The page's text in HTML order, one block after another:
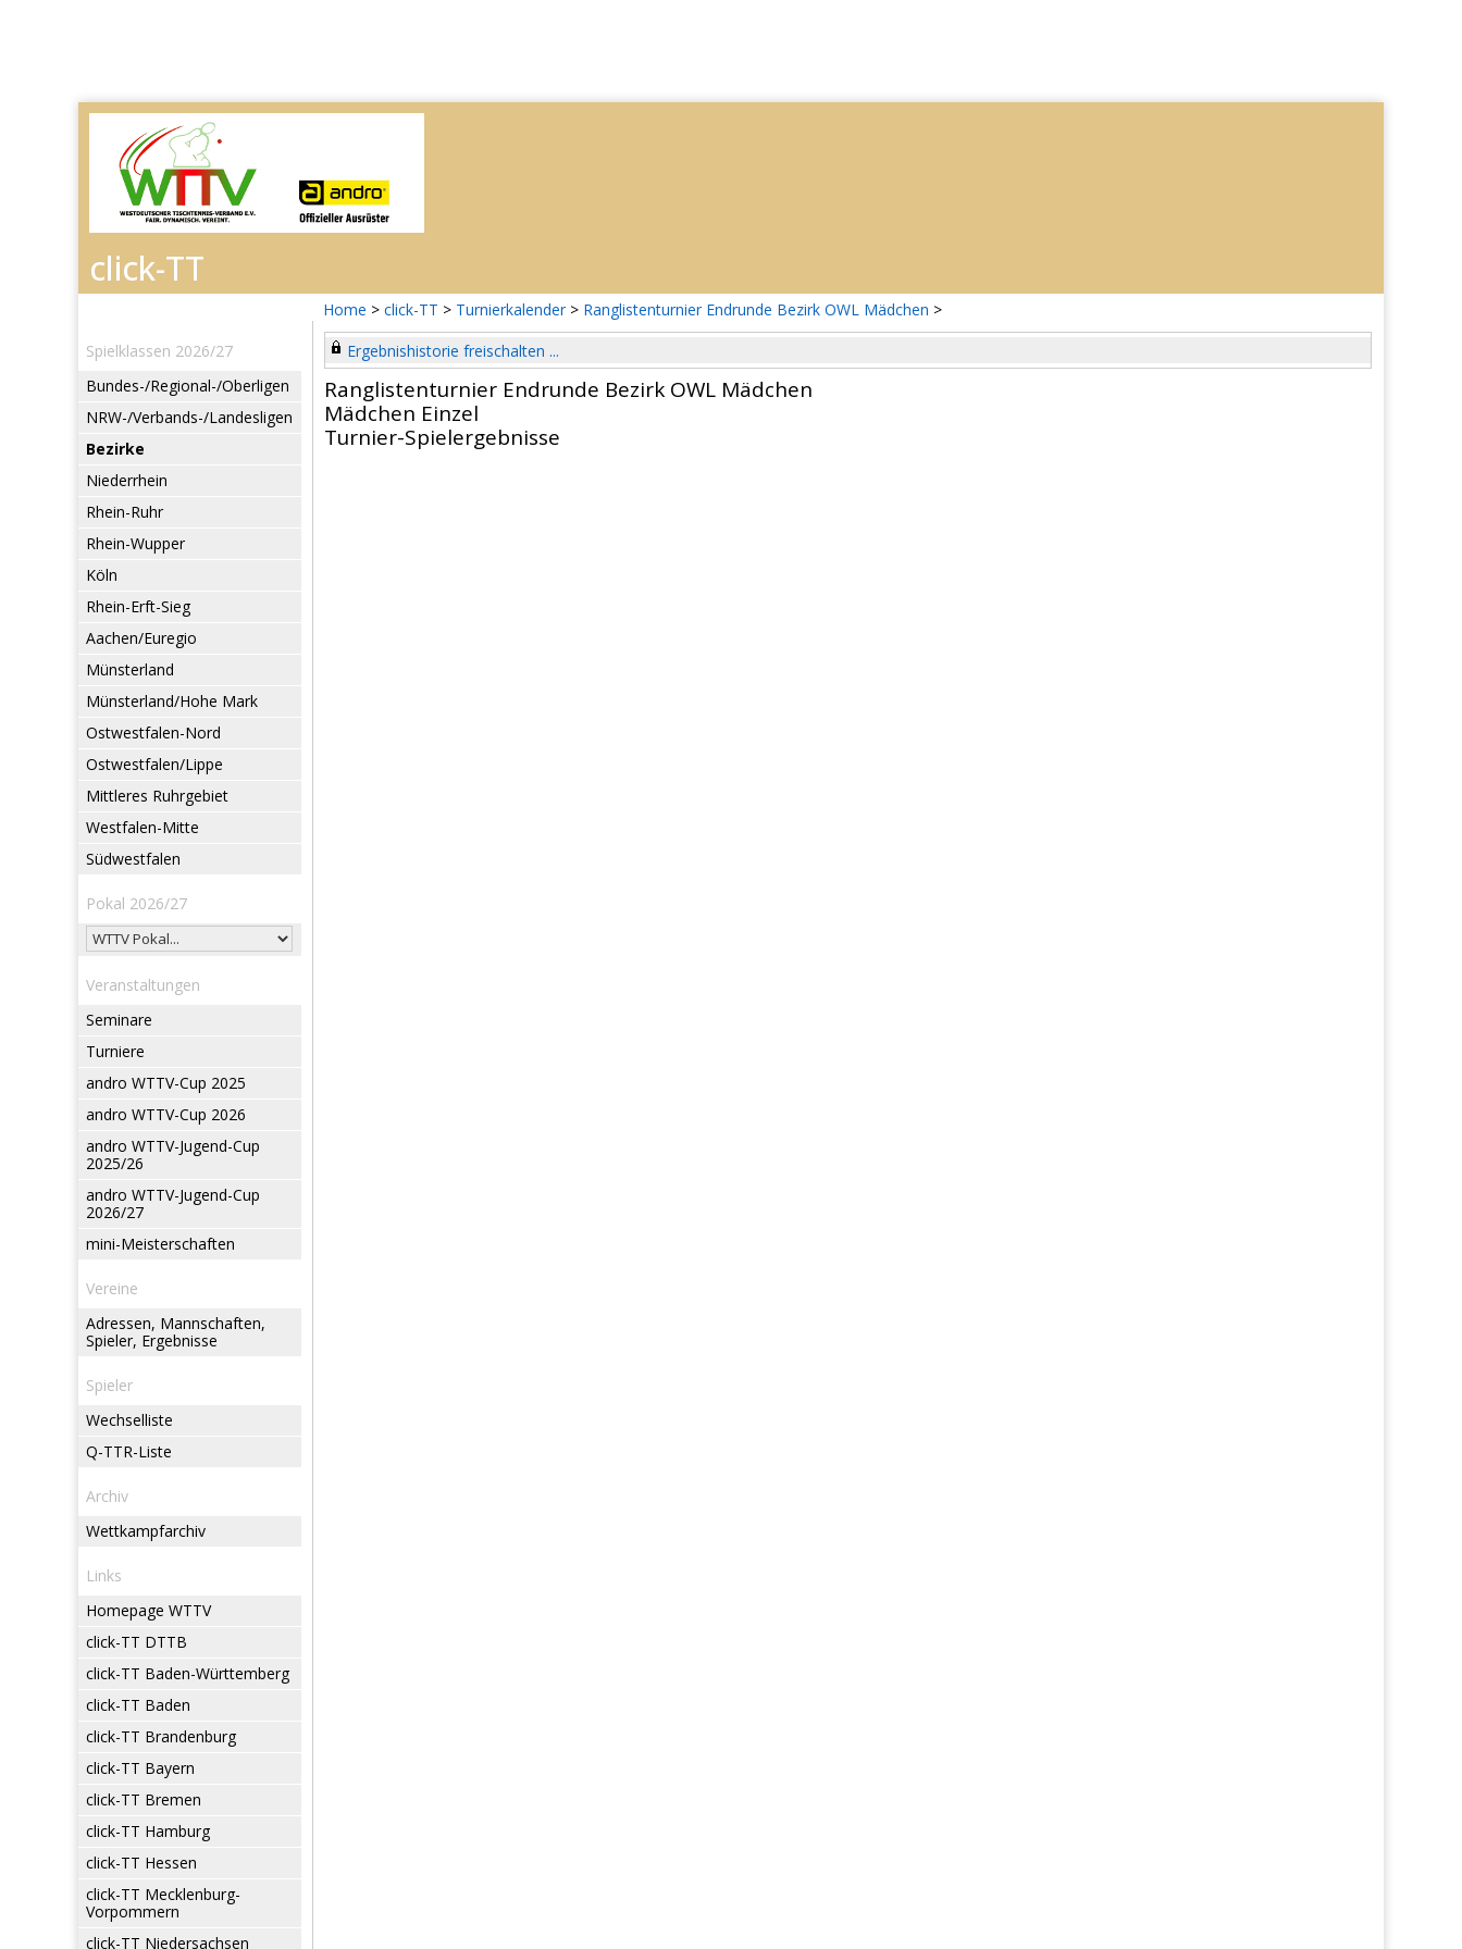
Home > click-TT > Turnierkalender > Ranglistenturnier Endrunde Bezirk OWL Mädchen >
Spielklassen 2026/27
Bundes-/Regional-/Oberligen
NRW-/Verbands-/Landesligen
Bezirke
Niederrhein
Rhein-Ruhr
Rhein-Wupper
Köln
Rhein-Erft-Sieg
Aachen/Euregio
Münsterland
Münsterland/Hohe Mark
Ostwestfalen-Nord
Ostwestfalen/Lippe
Mittleres Ruhrgebiet
Westfalen-Mitte
Südwestfalen
Pokal 2026/27
Veranstaltungen
Seminare
Turniere
andro WTTV-Cup 2025
andro WTTV-Cup 2026
andro WTTV-Jugend-Cup
2025/26
andro WTTV-Jugend-Cup
2026/27
mini-Meisterschaften
Vereine
Adressen, Mannschaften,
Spieler, Ergebnisse
Spieler
Wechselliste
Q-TTR-Liste
Archiv
Wettkampfarchiv
Links
Homepage WTTV
click-TT DTTB
click-TT Baden-Württemberg
click-TT Baden
click-TT Brandenburg
click-TT Bayern
click-TT Bremen
click-TT Hamburg
click-TT Hessen
click-TT Mecklenburg-
Vorpommern
click-TT Niedersachsen
Ergebnishistorie freischalten ...
Ranglistenturnier Endrunde Bezirk OWL Mädchen
Mädchen Einzel
Turnier-Spielergebnisse